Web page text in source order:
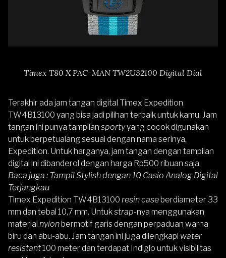
Timex T80 X PAC-MAN TW2U32100 Digital Dial
Terakhir ada jam tangan digital Timex Expedition
TW4B13100 yang bisa jadi pilihan terbaik untuk kamu. Jam
tangan ini punya tampilan sportyyang cocok digunakan
untuk berpetualang sesuai dengan nama serinya,
Expedition. Untuk harganya, jam tangan dengan tampilan
digital ini dibanderol dengan harga Rp500 ribuan saja.
Baca juga : Tampil Stylish dengan 10 Casio Analog Digital
Terjangkau
Timex Expedition TW4B13100 resin caseberdiameter 33
mm dan tebal 10,7 mm. Untukstrap-nya menggunakan
material nylonbermotif garis dengan perpaduan warna
biru dan abu-abu. Jam tangan ini juga dilengkapi water
resistant100 meter dan terdapat Indiglo untuk visibilitas